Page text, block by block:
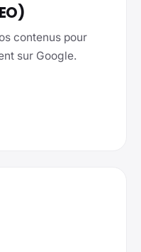
contenus pour
sur Google.